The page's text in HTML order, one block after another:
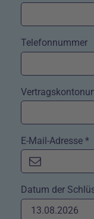
Telefonnummer
E-Mail-Adresse *
Datum der